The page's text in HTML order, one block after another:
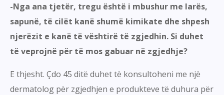
-Nga ana tjetër, tregu është i mbushur me larës,
sapunë, të cilët kanë shumë kimikate dhe shpesh
njerëzit e kanë të vështirë të zgjedhin. Si duhet
të veprojnë për të mos gabuar në zgjedhje?
E thjesht. Çdo 45 ditë duhet të konsultoheni me një
dermatolog për zgjedhjen e produkteve të duhura për